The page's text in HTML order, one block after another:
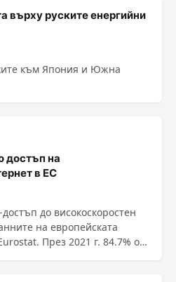
върху руските енергийни
към Япония и Южна
достъп на
в ЕС
до високоскоростен
на европейската
През 2021 г. 84.7% от